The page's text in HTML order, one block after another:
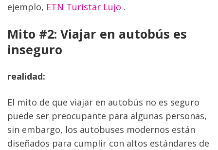
ejemplo, ETN Turistar Lujo .
Mito #2: Viajar en autobús es
inseguro
realidad:
El mito de que viajar en autobús no es seguro
puede ser preocupante para algunas personas,
sin embargo, los autobuses modernos están
diseñados para cumplir con altos estándares de